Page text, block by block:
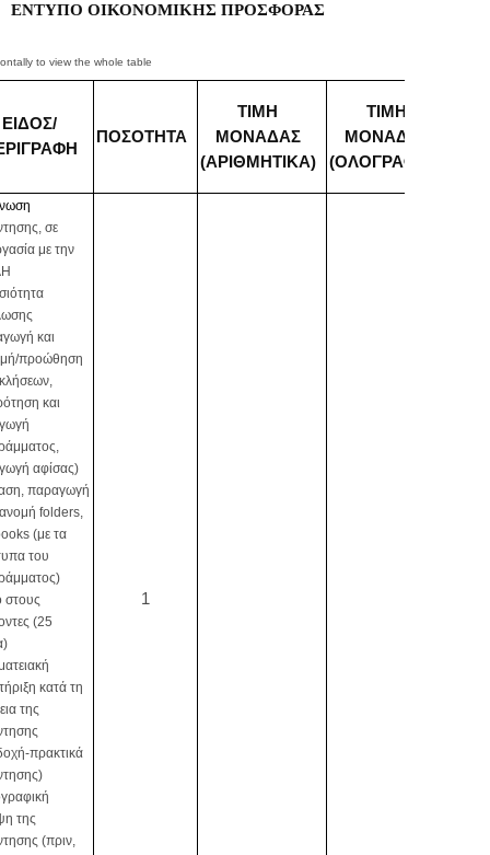
ΕΝΤΥΠΟ ΟΙΚΟΝOΜΙΚΗΣ ΠΡΟΣΦΟΡΑΣ
ΕΙΔΟΣ/
ΠΟΣΟΤΗΤΑ
ΤΙΜΗ
ΜΟΝΑΔΑΣ
(ΑΡΙΘΜΗΤΙΚΑ)
ΤΙΜΗ
ΜΟΝΑΔΑΣ
(ΟΛΟΓΡΑΦΩΣ)
σε
με την
και
προώθηση
και
αφίσας)
παραγωγή
folders,
(με τα
του
στους
(25
κατά τη
της
πρακτικά
της
(πριν,
1